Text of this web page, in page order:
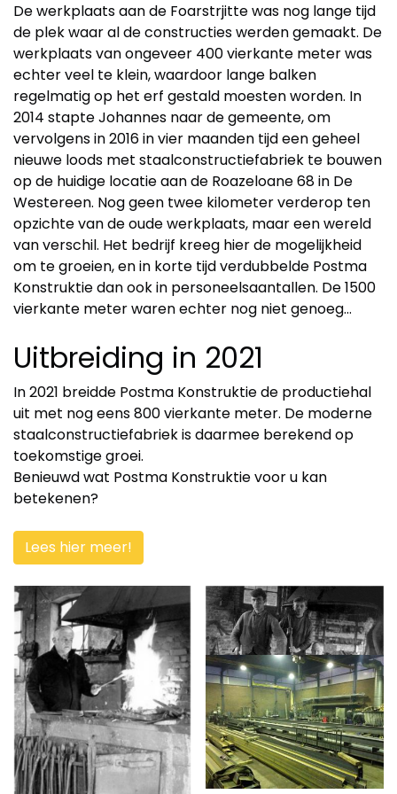
De werkplaats aan de Foarstrjitte was nog lange tijd
de plek waar al de constructies werden gemaakt. De
werkplaats van ongeveer 400 vierkante meter was
echter veel te klein, waardoor lange balken
regelmatig op het erf gestald moesten worden. In
2014 stapte Johannes naar de gemeente, om
vervolgens in 2016 in vier maanden tijd een geheel
nieuwe loods met staalconstructiefabriek te bouwen
op de huidige locatie aan de Roazeloane 68 in De
Westereen. Nog geen twee kilometer verderop ten
opzichte van de oude werkplaats, maar een wereld
van verschil. Het bedrijf kreeg hier de mogelijkheid
om te groeien, en in korte tijd verdubbelde Postma
Konstruktie dan ook in personeelsaantallen. De 1500
vierkante meter waren echter nog niet genoeg...
Uitbreiding in 2021
In 2021 breidde Postma Konstruktie de productiehal
uit met nog eens 800 vierkante meter. De moderne
staalconstructiefabriek is daarmee berekend op
toekomstige groei.
Benieuwd wat Postma Konstruktie voor u kan
betekenen?
Lees hier meer!